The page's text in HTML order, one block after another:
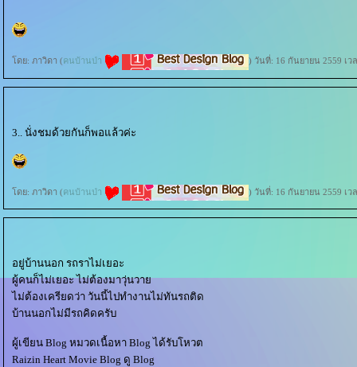
ดย: ภาวิดา (คนบ้านป่า ) วันที่: 16 กันยายน 2559 เว
3.. นั่งชมด้วยกันก็พอแล้วค่ะ
ดย: ภาวิดา (คนบ้านป่า ) วันที่: 16 กันยายน 2559 เว
อยู่บ้านนอก รถราไม่เยอะ
ผู้คนก็ไม่เยอะ ไม่ต้องมาวุ่นวา
ไม่ต้องเครียดว่า วันนี้ไปทำงานไม่ทันรถติด
บ้านนอกไม่มีรถคิดครับ
ผู้เขียน Blog หมวดเนื้อหา Blog ได้รับโหวต
Raizin Heart Movie Blog ดู Blog